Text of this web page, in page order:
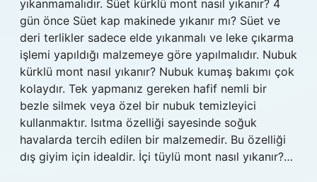
yıkanmamalıdır. Süet kürklü mont nasıl yıkanır? 4
gün önce Süet kap makinede yıkanır mı? Süet ve
deri terlikler sadece elde yıkanmalı ve leke çıkarma
işlemi yapıldığı malzemeye göre yapılmalıdır. Nubuk
kürklü mont nasıl yıkanır? Nubuk kumaş bakımı çok
kolaydır. Tek yapmanız gereken hafif nemli bir
bezle silmek veya özel bir nubuk temizleyici
kullanmaktır. Isıtma özelliği sayesinde soğuk
havalarda tercih edilen bir malzemedir. Bu özelliği
dış giyim için idealdir. İçi tüylü mont nasıl yıkanır?…